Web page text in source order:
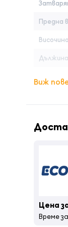
Предна
Дължина
Виж
Цена
Време